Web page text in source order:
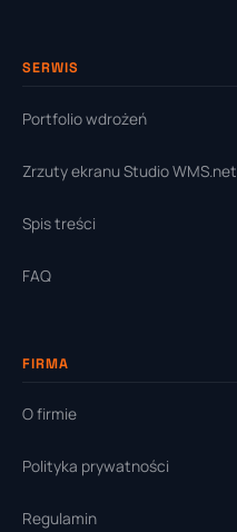
SERWIS
Portfolio wdrożeń
Zrzuty ekranu Studio WMS.net
Spis treści
FAQ
FIRMA
O firmie
Polityka prywatności
Regulamin